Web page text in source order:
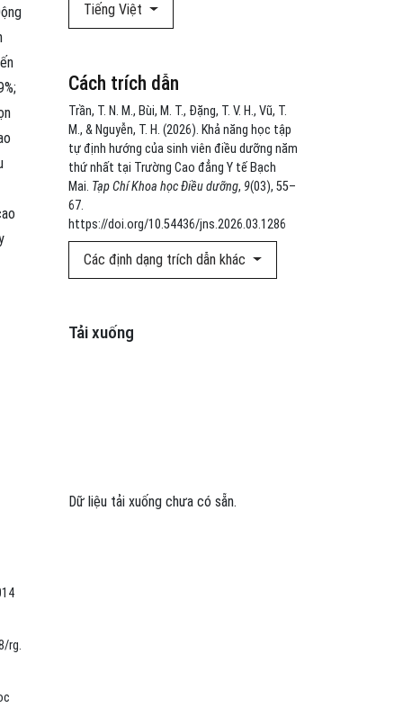
Tiếng Việt
Cách trích dẫn
Trần, T. N. M., Bùi, M. T., Đặng, T. V. H., Vũ, T.
M., & Nguyễn, T. H. (2026). Khả năng học tập
tự định hướng của sinh viên điều dưỡng năm
thứ nhất tại Trường Cao đẳng Y tế Bạch
Mai. Tạp Chí Khoa học Điều dưỡng, 9(03), 55–
67.
https://doi.org/10.54436/jns.2026.03.1286
Các định dạng trích dẫn khác
Tải xuống
Dữ liệu tải xuống chưa có sẵn.
rg.